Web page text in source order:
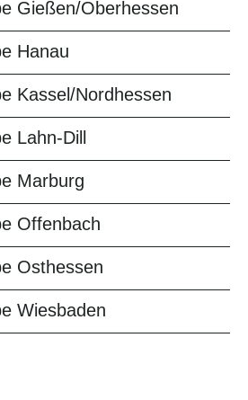
Gießen/Oberhessen
Hanau
Kassel/Nordhessen
Lahn-Dill
Marburg
Offenbach
Osthessen
Wiesbaden